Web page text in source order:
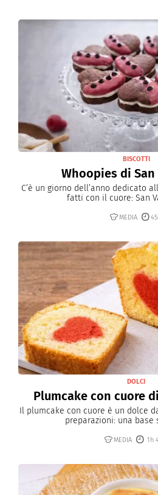
BISCOTTI
Whoopies di
C’è un giorno dell’anno dedicato
fatti con il cuore: San
MEDIA
DOLCI
Plumcake con cuore
Il plumcake con cuore è un dolce
preparazioni: una base
MEDIA 1h